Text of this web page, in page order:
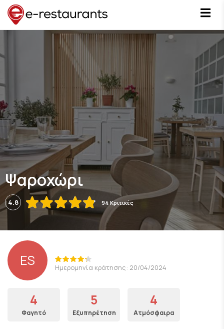
Ψαροχώρι
4.8 94 Κριτικές
ES Ημερομηνία κράτησης: 20/04/2024
4
Φαγητό
5
Εξυπηρέτηση
4
Ατμόσφαιρα